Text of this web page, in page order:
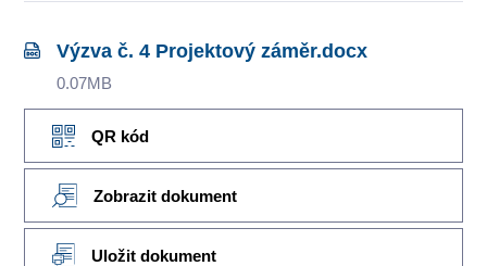
Výzva č. 4 Projektový záměr.docx
0.07MB
QR kód
Zobrazit dokument
Uložit dokument